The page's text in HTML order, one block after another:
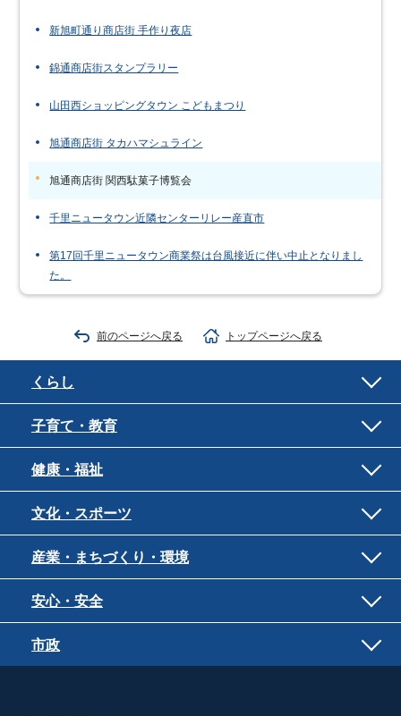
新旭町通り商店街 手作り夜店
錦通商店街スタンプラリー
山田西ショッピングタウン こどもまつり
旭通商店街 タカハマシュライン
旭通商店街 関西駄菓子博覧会
千里ニュータウン近隣センターリレー産直市
第17回千里ニュータウン商業祭は台風接近に伴い中止となりまし
た。
前のページへ戻る トップページへ戻る
くらし
子育て・教育
健康・福祉
文化・スポーツ
産業・まちづくり・環境
安心・安全
市政